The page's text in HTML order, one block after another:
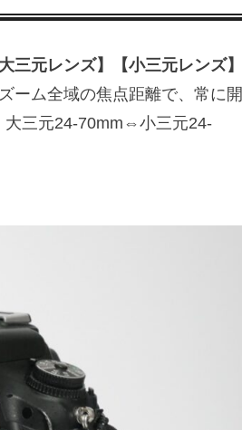
大三元レンズ】【小三元レンズ】
ーム全域の焦点距離で、常に開
大三元24-70mm⇔小三元24-